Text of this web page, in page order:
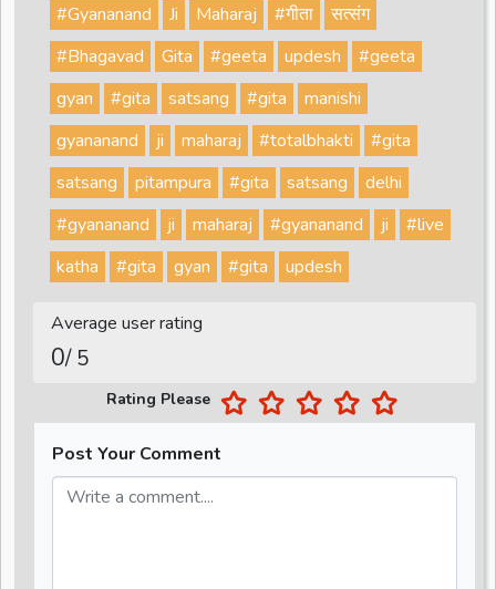
#Gyananand
Ji Maharaj #गीता
सत्संग
#Bhagavad
Gita #geeta updesh
#geeta
gyan
#gita satsang #gita
manishi
gyananand
ji maharaj #totalbhakti
#gita
satsang
pitampura #gita satsang
delhi
#gyananand
ji maharaj #gyananand ji
#live
katha
#gita gyan #gita updesh
Average user rating
0/ 5
Rating Please
Post Your Comment